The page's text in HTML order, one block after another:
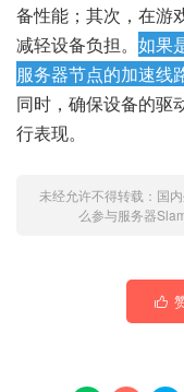
备性能；其次，在游
减轻设备负担。 如果
服务器节点的加速线
同时，确保设备的驱
行表现。
未经允许不得转载： 国
么参与服务器
